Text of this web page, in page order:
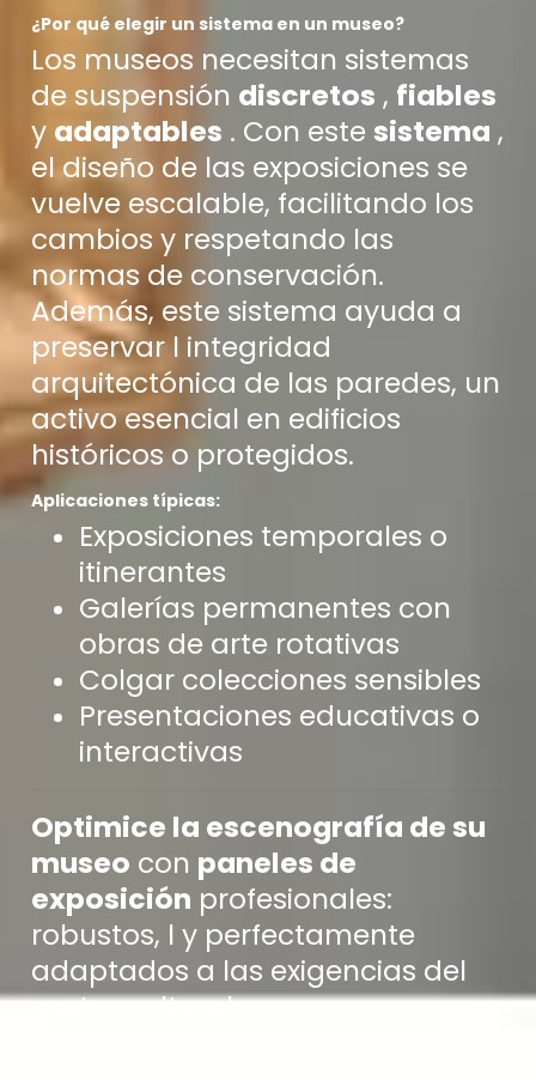
¿Por qué elegir un sistema en un museo?
Los museos necesitan sistemas
de suspensión discretos , fiables
y adaptables . Con este sistema ,
el diseño de las exposiciones se
vuelve escalable, facilitando los
cambios y respetando las
normas de conservación.
Además, este sistema ayuda a
preservar l integridad
arquitectónica de las paredes, un
activo esencial en edificios
históricos o protegidos.
Aplicaciones típicas:
Exposiciones temporales o
itinerantes
Galerías permanentes con
obras de arte rotativas
Colgar colecciones sensibles
Presentaciones educativas o
interactivas
Optimice la escenografía de su
museo con paneles de
exposición profesionales:
robustos, l y perfectamente
adaptados a las exigencias del
sector cultural.